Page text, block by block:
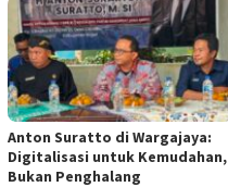
Anton Suratto di Wargajaya:
Digitalisasi untuk Kemudahan,
Bukan Penghalang